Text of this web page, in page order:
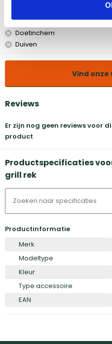
Den Bosch
Doetinchem
Duiven
Vind onze
Reviews
Er zijn nog geen reviews voor
product
Productspecificaties
grill rek
Productinformatie
Merk
Modeltype
Kleur
Type accessoire
EAN